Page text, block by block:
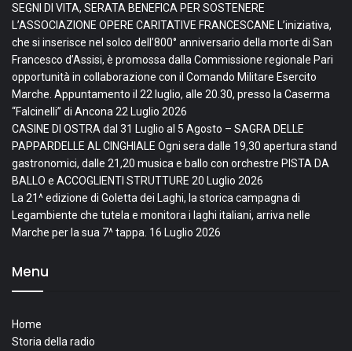
SEGNI DI VITA, SERATA BENEFICA PER SOSTENERE
L’ASSOCIAZIONE OPERE CARITATIVE FRANCESCANE L’iniziativa,
che si inserisce nel solco dell’800° anniversario della morte di San
Francesco d’Assisi, è promossa dalla Commissione regionale Pari
opportunità in collaborazione con il Comando Militare Esercito
Marche. Appuntamento il 22 luglio, alle 20.30, presso la Caserma
“Falcinelli” di Ancona 22 Luglio 2026
CASINE DI OSTRA dal 31 Luglio al 5 Agosto – SAGRA DELLE
PAPPARDELLE AL CINGHIALE Ogni sera dalle 19,30 apertura stand
gastronomici, dalle 21,20 musica e ballo con orchestre PISTA DA
BALLO e ACCOGLIENTI STRUTTURE 20 Luglio 2026
La 21^ edizione di Goletta dei Laghi, la storica campagna di
Legambiente che tutela e monitora i laghi italiani, arriva nelle
Marche per la sua 7^ tappa. 16 Luglio 2026
Menu
Home
Storia della radio